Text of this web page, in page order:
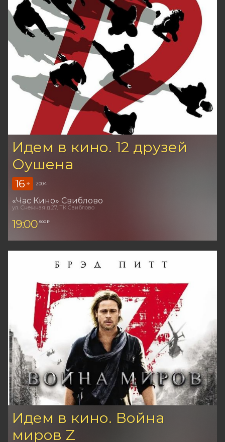
Идем в кино. 12 друзей
Оушена
16 + 2004
«Час Кино» Свиблово
ул. Снежная д.27, ТК Свиблово
19:00 500 ₽
Идем в кино. Война
миров Z